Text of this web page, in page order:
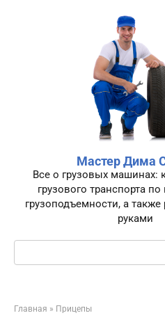
Мастер Дима
Все о грузовых машинах:
грузового транспорта по
грузоподъемности, а
руками
Поиск:
Главная » Прицепы